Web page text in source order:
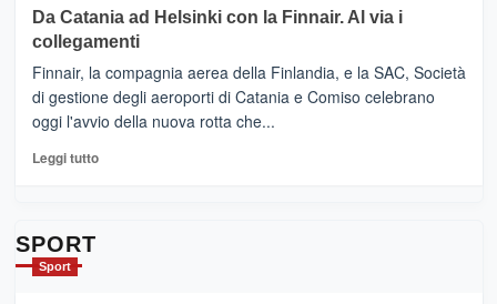
tappe
dell’enoturismo
RANDAZZO
–
Ci
siamo
quasi….
pronti
per
Da Catania ad Helsinki con la Finnair. Al via i
collegamenti
Finnair, la compagnia aerea della Finlandia, e la SAC, Società
di gestione degli aeroporti di Catania e Comiso celebrano
oggi l'avvio della nuova rotta che...
Leggi tuttoLeggi
SPORT
Sport